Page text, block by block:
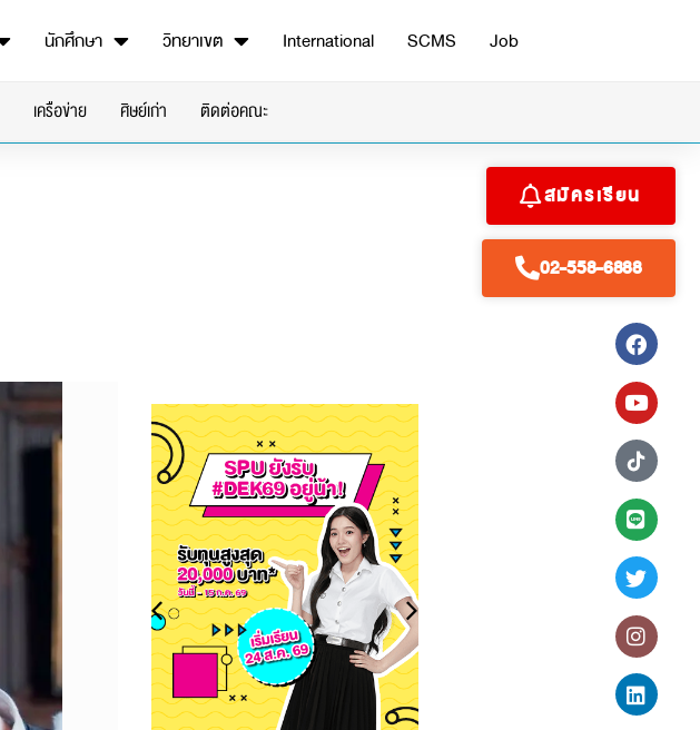
นักศึกษา วิทยาเขต International SCMS Job
เครือข่าย ศิษย์เก่า ติดต่อคณะ
สมัครเรียน
02-558-6888